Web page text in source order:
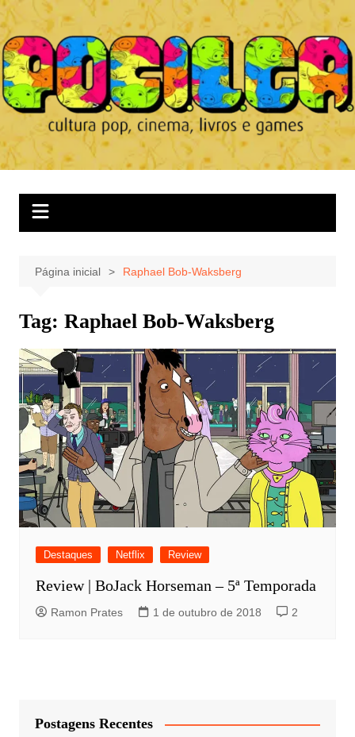
Ir
para
o
conteúdo
Página inicial Raphael Bob-Waksberg
Tag: Raphael Bob-Waksberg
Destaques Netflix Review
Review | BoJack Horseman – 5ª Temporada
Ramon Prates 1 de outubro de 2018 2
Postagens Recentes